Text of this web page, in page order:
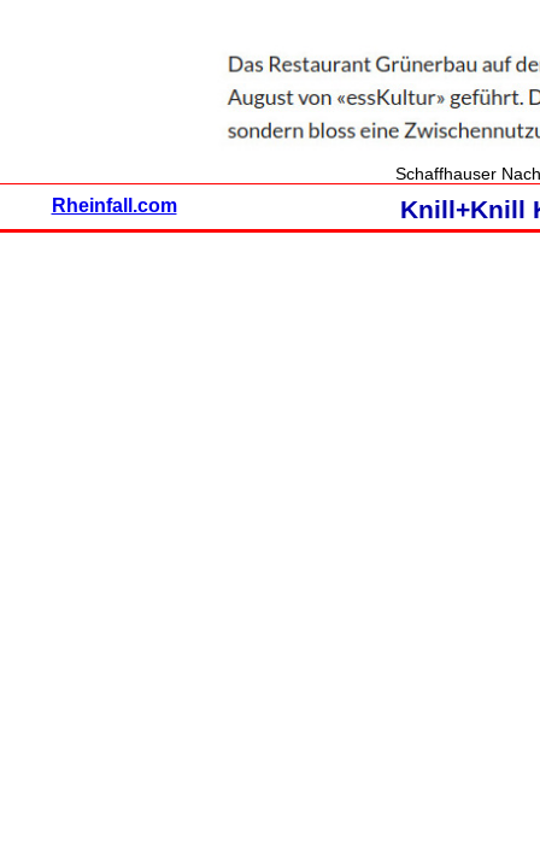
Schaffhauser
Rheinfall.com Knill+Knill